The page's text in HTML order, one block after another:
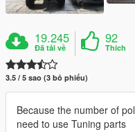
19.245
Đã tải về
92
Thích
3.5 / 5 sao (3 bỏ phiếu)
Because the number of
need to use Tuning parts